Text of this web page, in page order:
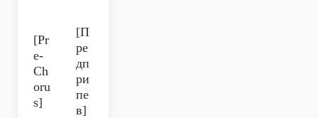
[Pr
e-
Ch
oru
s]
[П
ре
дп
ри
пе
в]